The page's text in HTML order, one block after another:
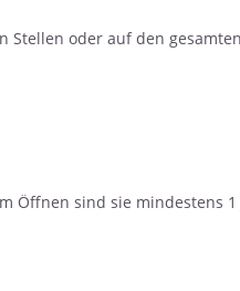
oder auf den
Öffnen sind sie mindestens